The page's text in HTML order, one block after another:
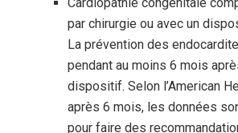
par chirurgie ou avec un
La prévention des
pendant au moins 6 mois
dispositif. Selon l’American
après 6 mois, les données
pour faire des